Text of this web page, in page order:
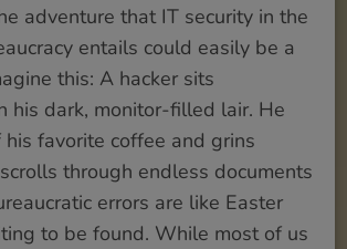
adventure that IT security in the
entails could easily be a
this: A hacker sits
his dark, monitor-filled lair. He
favorite coffee and grins
through endless documents
errors are like Easter
to be found. While most of us